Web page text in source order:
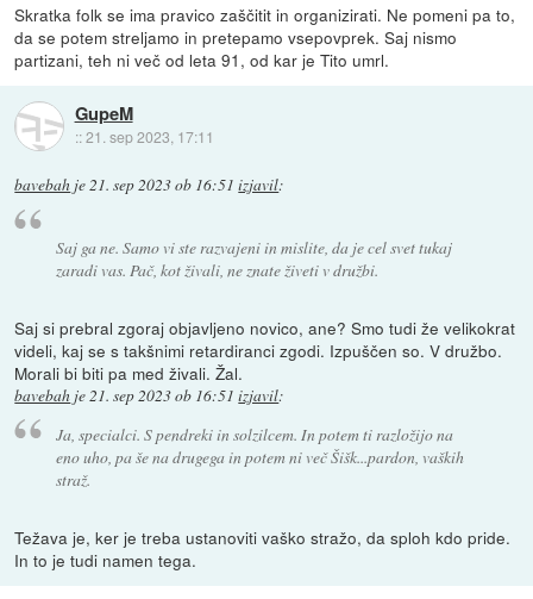
Skratka folk se ima pravico zaščitit in organizirati. Ne pomeni pa to,
da se potem streljamo in pretepamo vsepovprek. Saj nismo
partizani, teh ni več od leta 91, od kar je Tito umrl.
GupeM
::21. sep 2023, 17:11
bavebah je21. sep 2023 ob 16:51 izjavil:
Saj ga ne. Samo vi ste razvajeni in mislite, da je cel svet tukaj
zaradi vas. Pač, kot živali, ne znate živeti v družbi.
Saj si prebral zgoraj objavljeno novico, ane? Smo tudi že velikokrat
videli, kaj se s takšnimi retardiranci zgodi. Izpuščen so. V družbo.
Morali bi biti pa med živali. Žal.
bavebah je 21. sep 2023 ob 16:51 izjavil:
Ja, specialci. S pendreki in solzilcem. In potem ti razložijo na
eno uho, pa še na drugega in potem ni več Šišk...pardon, vaških
straž.
Težava je, ker je treba ustanoviti vaško stražo, da sploh kdo pride.
In to je tudi namen tega.